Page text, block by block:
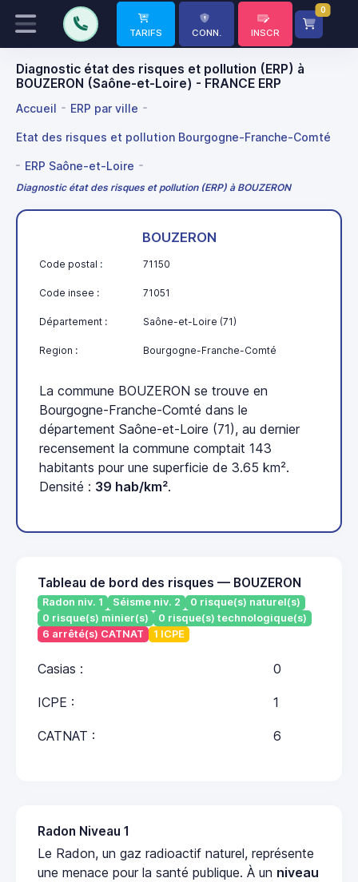
TARIFS CONN. INSCR
0
Diagnostic état des risques et pollution (ERP) à
BOUZERON (Saône-et-Loire) - FRANCE ERP
Accueil ERP par ville
Etat des risques et pollution Bourgogne-Franche-Comté
ERP Saône-et-Loire
Diagnostic état des risques et pollution (ERP) à BOUZERON
BOUZERON
Code postal : 71150
Code insee : 71051
Département : Saône-et-Loire (71)
Region : Bourgogne-Franche-Comté
La commune BOUZERON se trouve en
Bourgogne-Franche-Comté dans le
département Saône-et-Loire (71), au dernier
recensement la commune comptait 143
habitants pour une superficie de 3.65 km².
Densité : 39 hab/km².
Tableau de bord des risques — BOUZERON
Radon niv. 1 Séisme niv. 2
0 risque(s) naturel(s)
0 risque(s) minier(s)
0 risque(s) technologique(s)
6 arrêté(s) CATNAT
1 ICPE
Casias : 0
ICPE : 1
CATNAT : 6
Radon Niveau 1
Le Radon, un gaz radioactif naturel, représente
une menace pour la santé publique. À un niveau